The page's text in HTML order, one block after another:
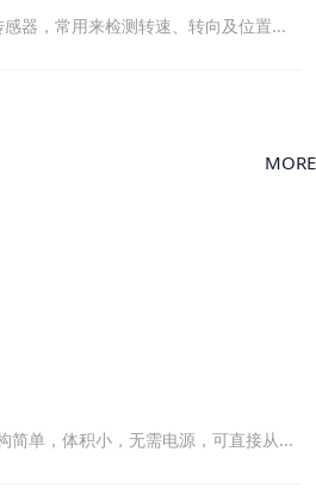
器，常用来检测转速、转向及位置...
MORE
简单，体积小，无需电源，可直接从...